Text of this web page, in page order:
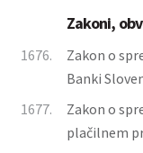
Zakoni,
1676.
Zakon o
Banki
1677.
Zakon o
plačilnem